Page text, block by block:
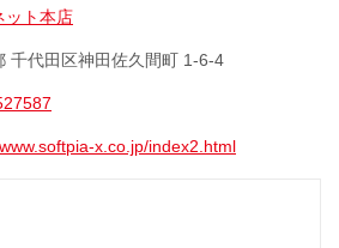
ット本店
千代田区神田佐久間町 1-6-4
x.co.jp/index2.html